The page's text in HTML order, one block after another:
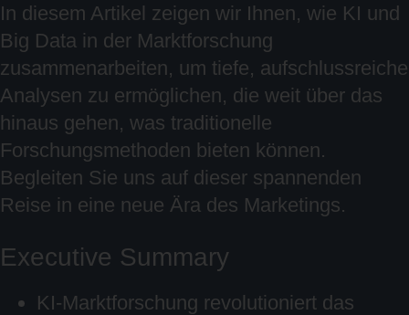
In diesem Artikel zeigen wir Ihnen, wie KI und
Big Data in der Marktforschung
zusammenarbeiten, um tiefe, aufschlussreiche
Analysen zu ermöglichen, die weit über das
hinaus gehen, was traditionelle
Forschungsmethoden bieten können.
Begleiten Sie uns auf dieser spannenden
Reise in eine neue Ära des Marketings.
Executive Summary
KI-Marktforschung revolutioniert das